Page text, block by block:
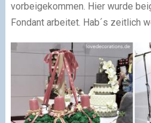
vorbeigekommen. Hier wurde
Fondant arbeitet. Hab´s zeitlich